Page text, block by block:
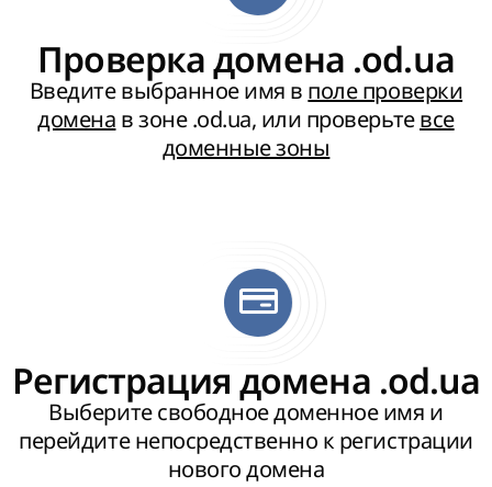
Проверка домена .od.ua
Введите выбранное имя в поле проверки
домена в зоне .od.ua, или проверьтевсе
доменные зоны
Регистрация домена .od.ua
Выберите свободное доменное имя и
перейдите непосредственно к регистрации
нового домена